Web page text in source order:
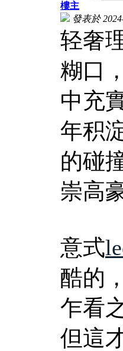
樓主
發表於
轻奢
糊口
中充
年积
的碰
崇高
意式
酷的
乍看
但這